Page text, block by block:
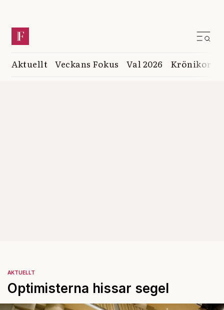
Aktuellt Veckans Fokus Val 2026 Krönikor
AKTUELLT
Optimisterna hissar segel